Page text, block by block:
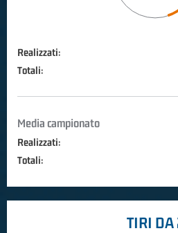
Realizzati:
Totali:
Media campionato
Realizzati:
Totali:
TIRI DA